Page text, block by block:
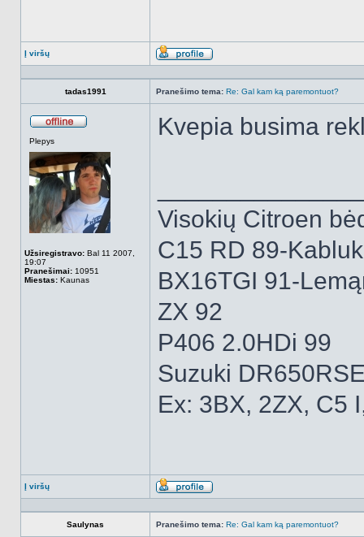
Į viršų
Aprašymas
tadas1991 Pranešimo tema: Re: Gal kam ką paremontuot?
Plepys
Užsiregistravo: Bal 11 2007,
19:07
Pranešimai: 10951
Miestas: Kaunas
Kvepia busima
Visokių Citroen
C15 RD 89-
BX16TGI 91-
ZX 92
P406 2.0HDi 99
Suzuki
Ex: 3BX, 2ZX, C5
Į viršų
Aprašymas
Saulynas Pranešimo tema: Re: Gal kam ką paremontuot?